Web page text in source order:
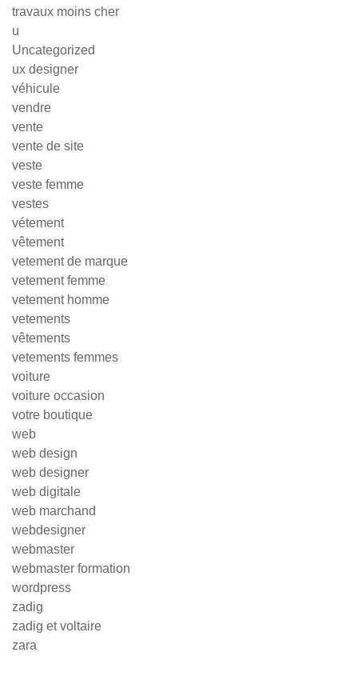
travaux moins cher
u
Uncategorized
ux designer
véhicule
vendre
vente
vente de site
veste
veste femme
vestes
vétement
vêtement
vetement de marque
vetement femme
vetement homme
vetements
vêtements
vetements femmes
voiture
voiture occasion
votre boutique
web
web design
web designer
web digitale
web marchand
webdesigner
webmaster
webmaster formation
wordpress
zadig
zadig et voltaire
zara